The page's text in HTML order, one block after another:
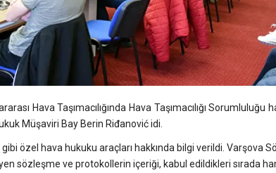
Hava Taşımacılığında Hava Taşımacılığı
Müşaviri Bay Berin Riđanović idi.
özel hava hukuku araçları hakkında bilgi verildi. Varşova
sözleşme ve protokollerin içeriği, kabul edildikleri sırada